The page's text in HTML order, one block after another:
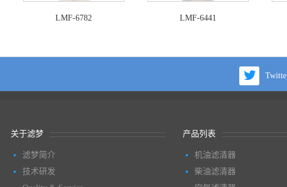
LMF-6782 LMF-6441
关于滤梦
滤梦简介
技术研发
产品列表
机油滤清器
柴油滤清器